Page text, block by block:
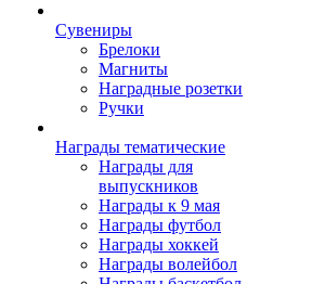
Сувениры
Брелоки
Магниты
Наградные розетки
Ручки
Награды тематические
Награды для
выпускников
Награды к 9 мая
Награды футбол
Награды хоккей
Награды волейбол